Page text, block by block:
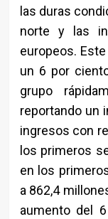
las duras
norte y las
europeos.
un 6 por
grupo
reportando un
ingresos con
los primeros
en los
a 862,4
aumento del